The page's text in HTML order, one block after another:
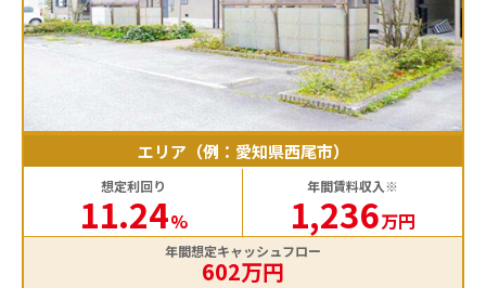
エリア（例：愛知県西尾市）
想定利回り
11.24%
年間賃料収入※
1,236万円
年間想定キャッシュフロー
602万円